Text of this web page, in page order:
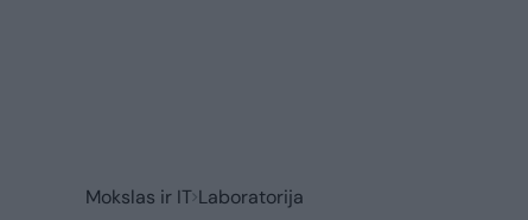
Mokslas ir IT Laboratorija